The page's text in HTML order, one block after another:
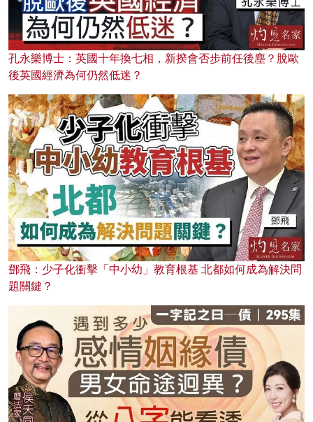
孔永樂博士：英國十年換七相，新揆會否步前任後塵？脫歐
後英國經濟為何仍然低迷？
鄧飛：少子化衝擊「中小幼」教育根基 北都如何成為解決問
題關鍵？